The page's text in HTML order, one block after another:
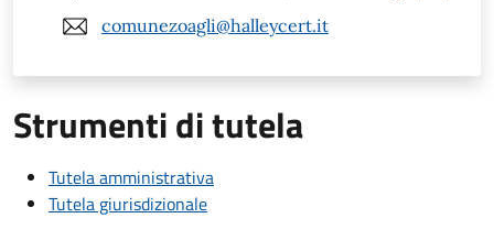
comunezoagli@halleycert.it
Strumenti di tutela
Tutela amministrativa
Tutela giurisdizionale